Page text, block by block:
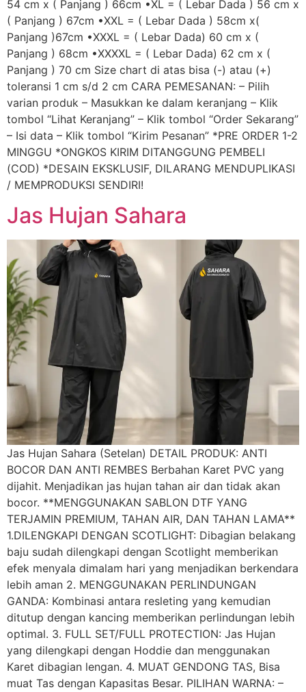
54 cm x ( Panjang ) 66cm •XL = ( Lebar Dada ) 56 cm x
( Panjang ) 67cm •XXL = ( Lebar Dada ) 58cm x(
Panjang )67cm •XXXL = ( Lebar Dada) 60 cm x (
Panjang ) 68cm •XXXXL = ( Lebar Dada) 62 cm x (
Panjang ) 70 cm Size chart di atas bisa (-) atau (+)
toleransi 1 cm s/d 2 cm CARA PEMESANAN: – Pilih
varian produk – Masukkan ke dalam keranjang – Klik
tombol “Lihat Keranjang” – Klik tombol “Order Sekarang”
– Isi data – Klik tombol “Kirim Pesanan” *PRE ORDER 1-2
MINGGU *ONGKOS KIRIM DITANGGUNG PEMBELI
(COD) *DESAIN EKSKLUSIF, DILARANG MENDUPLIKASI
/ MEMPRODUKSI SENDIRI!
Jas Hujan Sahara
Jas Hujan Sahara (Setelan) DETAIL PRODUK: ANTI
BOCOR DAN ANTI REMBES Berbahan Karet PVC yang
dijahit. Menjadikan jas hujan tahan air dan tidak akan
bocor. **MENGGUNAKAN SABLON DTF YANG
TERJAMIN PREMIUM, TAHAN AIR, DAN TAHAN LAMA**
1.DILENGKAPI DENGAN SCOTLIGHT: Dibagian belakang
baju sudah dilengkapi dengan Scotlight memberikan
efek menyala dimalam hari yang menjadikan berkendara
lebih aman 2. MENGGUNAKAN PERLINDUNGAN
GANDA: Kombinasi antara resleting yang kemudian
ditutup dengan kancing memberikan perlindungan lebih
optimal. 3. FULL SET/FULL PROTECTION: Jas Hujan
yang dilengkapi dengan Hoddie dan menggunakan
Karet dibagian lengan. 4. MUAT GENDONG TAS, Bisa
muat Tas dengan Kapasitas Besar. PILIHAN WARNA: –